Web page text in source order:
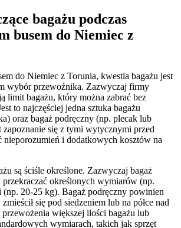
bagażu podczas
busem do Niemiec z
do Niemiec z Torunia, kwestia bagażu jest
wybór przewoźnika. Zazwyczaj firmy
limit bagażu, który można zabrać bez
to najczęściej jedna sztuka bagażu
oraz bagaż podręczny (np. plecak lub
się z tymi wytycznymi przed
nieporozumień i dodatkowych kosztów na
są ściśle określone. Zazwyczaj bagaż
określonych wymiarów (np.
20-25 kg). Bagaż podręczny powinien
się pod siedzeniem lub na półce nad
większej ilości bagażu lub
wymiarach, takich jak sprzęt